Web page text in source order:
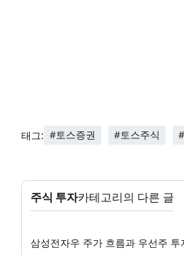
태그: #토스증권 #토스주식
주식 투자카테고리의 다른 글